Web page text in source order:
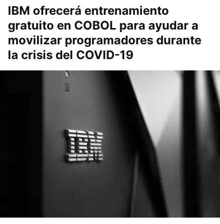
IBM ofrecerá entrenamiento
gratuito en COBOL para ayudar a
movilizar programadores durante
la crisis del COVID-19